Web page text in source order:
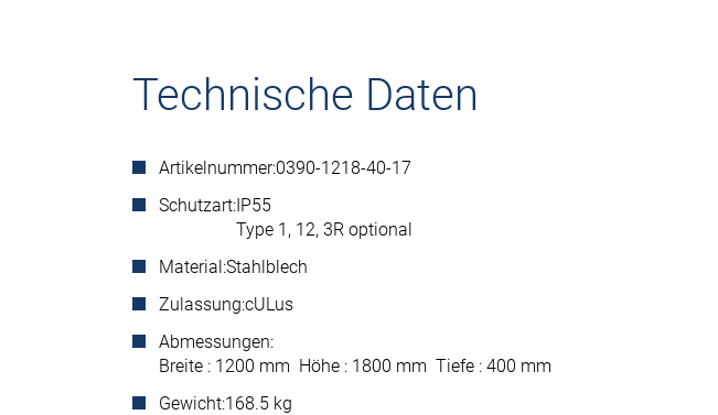
Technische Daten
Artikelnummer:0390-1218-40-17
Schutzart:IP55
Type 1, 12, 3R optional
Material:Stahlblech
Zulassung:cULus
Abmessungen:
Breite : 1200 mm Höhe : 1800 mm Tiefe : 400 mm
Gewicht:168.5 kg